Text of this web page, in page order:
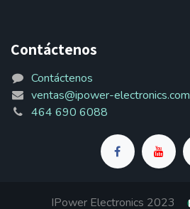
Contáctenos
Contáctenos
ventas@ipower-electronics.com
464 690 6088
IPower Electronics 2023